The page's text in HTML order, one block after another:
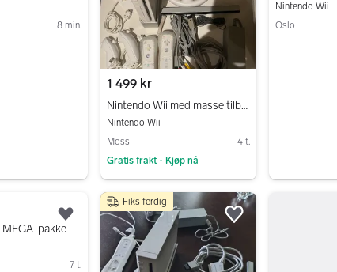
8 min.
1 499 kr
Nintendo Wii med masse tilbehør
Nintendo Wii
Moss
4 t.
Gratis frakt • Kjøp nå
Nintendo Wii
Oslo
pakke
7 t.
Legg til som favoritt.
Fiks ferdig